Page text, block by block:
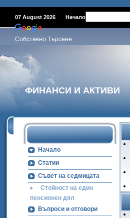
07 August 2026 Начало
Собствено Търсене
ФИНАНСИ И АКТИВИ
Начало
Статии
Съвет на седмицата
Стойност на един
пенсионен дял
Въпроси и отговори